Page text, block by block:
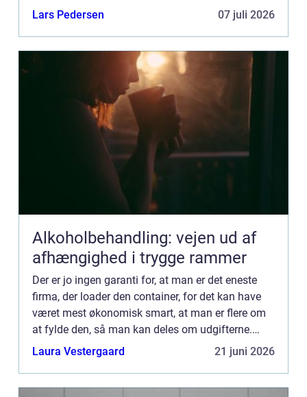
Måske bliver man ligefrem påduttet, at der er
Lars Pedersen 07 juli 2026
Alkoholbehandling: vejen ud af
afhængighed i trygge rammer
Der er jo ingen garanti for, at man er det eneste
firma, der loader den container, for det kan have
været mest økonomisk smart, at man er flere om
at fylde den, så man kan deles om udgifterne.
Måske bliver man ligefrem påduttet, at der er
Laura Vestergaard 21 juni 2026